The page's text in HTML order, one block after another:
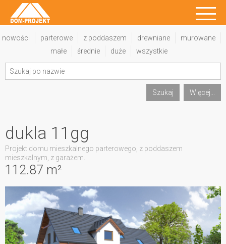
nowości parterowe z poddaszem drewniane
murowane
małe
średnie duże wszystkie
Szukaj Więcej...
112.87 m²
dukla 11gg
Projekt domu mieszkalnego parterowego, z poddaszem
mieszkalnym, z garażem.